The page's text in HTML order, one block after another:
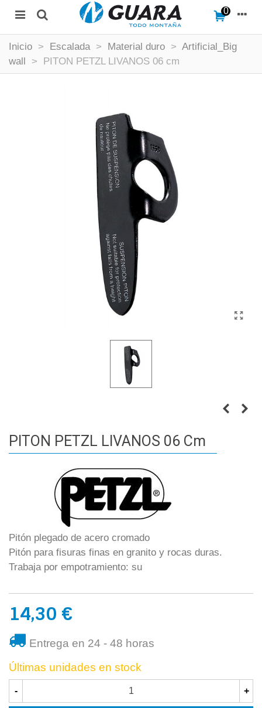
0
Inicio > Escalada > Material duro > Artificial_Big
wall
> PITON PETZL LIVANOS 06 cm
PITON PETZL LIVANOS 06 Cm
Pitón plegado de acero cromado
Pitón para fisuras finas en granito y rocas duras.
Trabaja por empotramiento: su
14,30 €
Entrega en 24 - 48 horas
Últimas unidades en stock
- +